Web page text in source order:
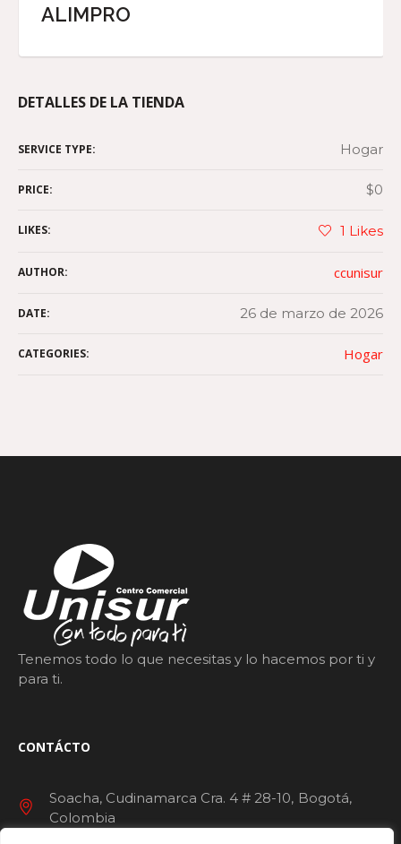
ALIMPRO
DETALLES DE LA TIENDA
SERVICE TYPE: Hogar
PRICE: $0
LIKES: 1 Likes
AUTHOR: ccunisur
DATE: 26 de marzo de 2026
CATEGORIES: Hogar
Tenemos todo lo que necesitas y lo hacemos por ti y
para ti.
CONTÁCTO
Soacha, Cudinamarca Cra. 4 # 28-10 Bogotá
Colombia